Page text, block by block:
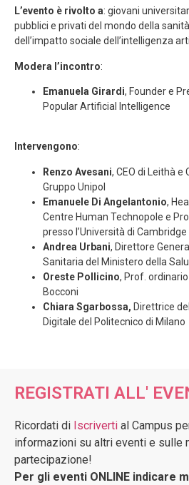
L’evento è rivolto a: giovani
pubblici e privati del mondo della
dell’impatto sociale dell’intelligenza
Modera l’incontro:
Emanuela Girardi, Founder e
Popular Artificial Intelligence
Intervengono:
Renzo Avesani, CEO di Leithà
Gruppo Unipol
Emanuele Di Angelantonio,
Centre Human Technopole e
presso l’Università di Cambridge
Andrea Urbani, Direttore
Sanitaria del Ministero della
Oreste Pollicino, Prof.
Bocconi
Chiara Sgarbossa, Direttrice
Digitale del Politecnico di Milano
REGISTRATI ALL'
Ricordati di Iscriverti al Campus
informazioni su altri eventi e sulle
partecipazione!
Per gli eventi ONLINE indicare